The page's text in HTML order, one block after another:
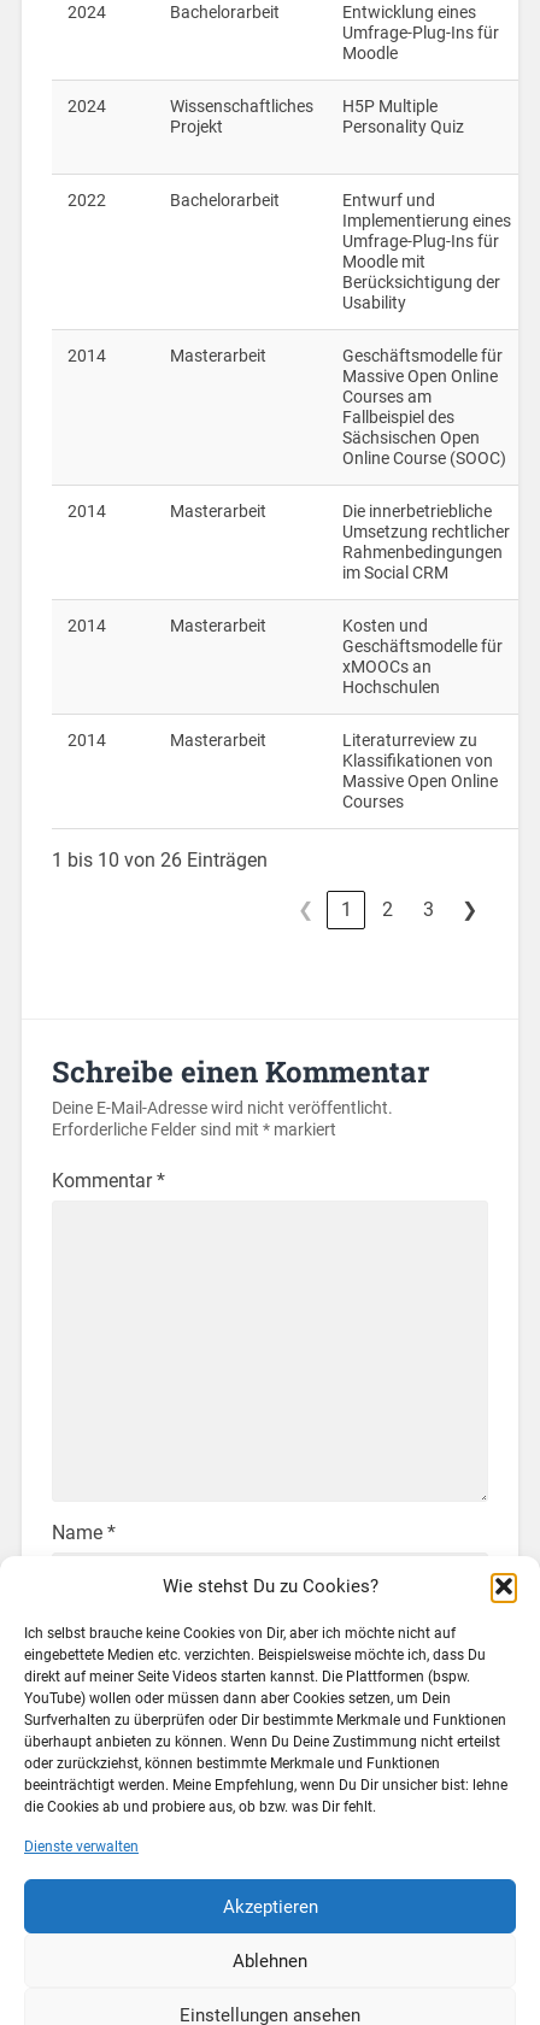
Wie stehst Du zu Cookies?
Ich selbst brauche keine Cookies von Dir, aber ich möchte nicht auf
eingebettete Medien etc. verzichten. Beispielsweise möchte ich, dass Du
direkt auf meiner Seite Videos starten kannst. Die Plattformen (bspw.
YouTube) wollen oder müssen dann aber Cookies setzen, um Dein
Surfverhalten zu überprüfen oder Dir bestimmte Merkmale und Funktionen
überhaupt anbieten zu können. Wenn Du Deine Zustimmung nicht erteilst
oder zurückziehst, können bestimmte Merkmale und Funktionen
beeinträchtigt werden. Meine Empfehlung, wenn Du Dir unsicher bist: lehne
die Cookies ab und probiere aus, ob bzw. was Dir fehlt.
Dienste verwalten
Akzeptieren
Ablehnen
Einstellungen ansehen
2024 Bachelorarbeit
Entwicklung eines
Umfrage-Plug-Ins für
Moodle
2024
Wissenschaftliches
Projekt
H5P Multiple
Personality Quiz
2022 Bachelorarbeit
Entwurf und
Implementierung eines
Umfrage-Plug-Ins für
Moodle mit
Berücksichtigung der
Usability
2014 Masterarbeit
Geschäftsmodelle für
Massive Open Online
Courses am
Fallbeispiel des
Sächsischen Open
Online Course (SOOC)
2014 Masterarbeit
Die innerbetriebliche
Umsetzung rechtlicher
Rahmenbedingungen
im Social CRM
2014 Masterarbeit
Kosten und
Geschäftsmodelle für
xMOOCs an
Hochschulen
2014 Masterarbeit
Literaturreview zu
Klassifikationen von
Massive Open Online
Courses
1 bis 10 von 26 Einträgen
❮ 1 2 3 ❯
Schreibe einen Kommentar
Deine E-Mail-Adresse wird nicht veröffentlicht.
Erforderliche Felder sind mit *markiert
Kommentar*
Name *
E-Mail-Adresse *
Website